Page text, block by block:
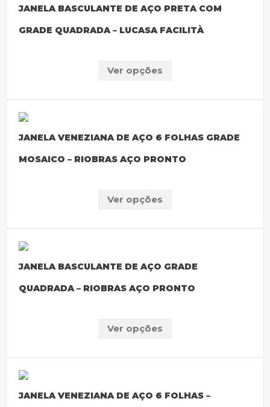
JANELA BASCULANTE DE AÇO PRETA COM
GRADE QUADRADA – LUCASA FACILITÀ
Ver opções
JANELA VENEZIANA DE AÇO 6 FOLHAS GRADE
MOSAICO – RIOBRAS AÇO PRONTO
Ver opções
JANELA BASCULANTE DE AÇO GRADE
QUADRADA – RIOBRAS AÇO PRONTO
Ver opções
JANELA VENEZIANA DE AÇO 6 FOLHAS –